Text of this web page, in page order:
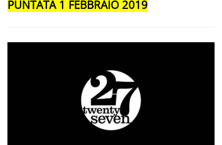
PUNTATA 1 FEBBRAIO 2019